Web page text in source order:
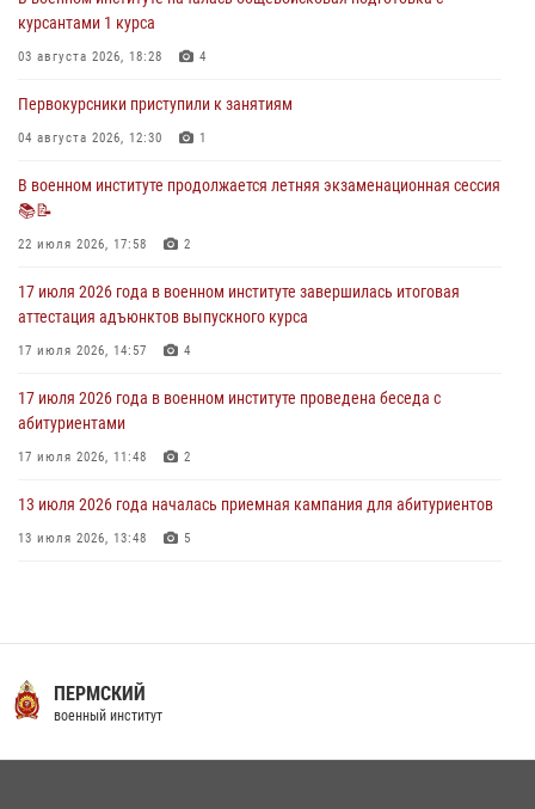
29 июля 2026 года курсанты военного института успешно сдали
экзамен по вождению
29 июля 2026, 06:41 6
28 июля 2026 года в военном институте организована беседа и
праздничный молебен
В военном институте завершается летняя экзаменационная сессия
28 июля 2026, 10:41
курсантами 1 курса
03 августа 2026, 18:28 4
Первокурсники приступили к занятиям
04 августа 2026, 12:30 1
В военном институте продолжается летняя экзаменационная сессия
📚📝
22 июля 2026, 17:58 2
17 июля 2026 года в военном институте завершилась итоговая
аттестация адъюнктов выпускного курса
17 июля 2026, 14:57 4
17 июля 2026 года в военном институте проведена беседа с
абитуриентами
17 июля 2026, 11:48 2
13 июля 2026 года началась приемная кампания для абитуриентов
13 июля 2026, 13:48 5
16 июля 2026, 12:29 3
29 июля 2026 года в военном институте состоялась церемония
приведения военнослужащих к Военной присяге
ПЕРМСКИЙ
военный институт